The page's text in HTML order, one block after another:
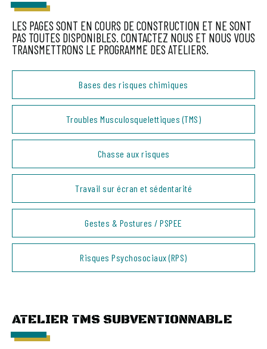
LES PAGES SONT EN COURS DE CONSTRUCTION ET NE SONT
PAS TOUTES DISPONIBLES. CONTACTEZ NOUS ET NOUS VOUS
TRANSMETTRONS LE PROGRAMME DES ATELIERS.
Bases des risques chimiques
Troubles Musculosquelettiques (TMS)
Chasse aux risques
Travail sur écran et sédentarité
Gestes & Postures / PSPEE
Risques Psychosociaux (RPS)
ATELIER TMS SUBVENTIONNABLE